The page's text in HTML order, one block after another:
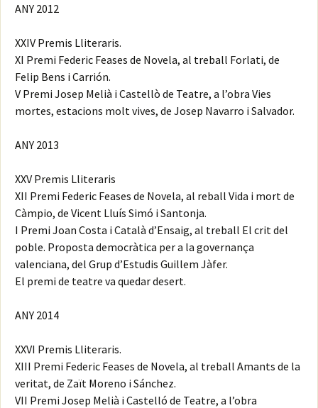
ANY 2012
XXIV Premis Lliteraris.
XI Premi Federic Feases de Novela, al treball Forlati, de
Felip Bens i Carrión.
V Premi Josep Melià i Castellò de Teatre, a l’obra Vies
mortes, estacions molt vives, de Josep Navarro i Salvador.
ANY 2013
XXV Premis Lliteraris
XII Premi Federic Feases de Novela, al reball Vida i mort de
Càmpio, de Vicent Lluís Simó i Santonja.
I Premi Joan Costa i Català d’Ensaig, al treball El crit del
poble. Proposta democràtica per a la governança
valenciana, del Grup d’Estudis Guillem Jàfer.
El premi de teatre va quedar desert.
ANY 2014
XXVI Premis Lliteraris.
XIII Premi Federic Feases de Novela, al treball Amants de la
veritat, de Zaït Moreno i Sánchez.
VII Premi Josep Melià i Castelló de Teatre, a l’obra